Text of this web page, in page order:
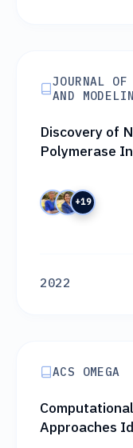
JOURNAL
AND
Discovery of
Polymerase
+19
2022
ACS OMEGA
Approaches